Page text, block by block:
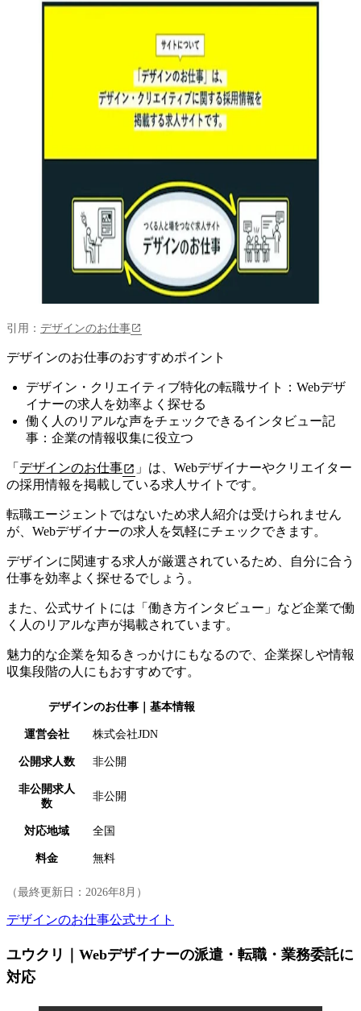
引用： デザインのお仕事
デザインのお仕事のおすすめポイント
デザイン・クリエイティブ特化の転職サイト：Webデザ
イナーの求人を効率よく探せる
働く人のリアルな声をチェックできるインタビュー記
事：企業の情報収集に役立つ
「 デザインのお仕事
」は、Webデザイナーやクリエイター
の採用情報を掲載している求人サイトです。
転職エージェントではないため求人紹介は受けられません
が、Webデザイナーの求人を気軽にチェックできます。
デザインに関連する求人が厳選されているため、自分に合う
仕事を効率よく探せるでしょう。
また、公式サイトには 「働き方インタビュー」など企業で働
く人のリアルな声が掲載されています。
魅力的な企業を知るきっかけにもなるので、企業探しや情報
収集段階の人にもおすすめです。
デザインのお仕事｜基本情報
運営会社 株式会社JDN
公開求人数 非公開
非公開求人
数
非公開
対応地域 全国
料金 無料
（最終更新日： 2026年8月 ）
デザインのお仕事公式サイト
ユウクリ｜Webデザイナーの派遣・転職・業務委託に
対応